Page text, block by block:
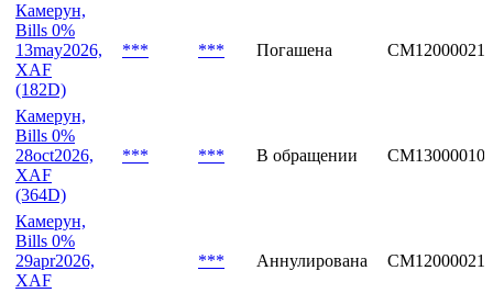
Камерун,
Bills 0%
13may2026,
XAF
(182D)
*** *** Погашена
Камерун,
Bills 0%
28oct2026,
XAF
(364D)
*** *** В обращении
Камерун,
Bills 0%
29apr2026,
XAF
*** Аннулирована